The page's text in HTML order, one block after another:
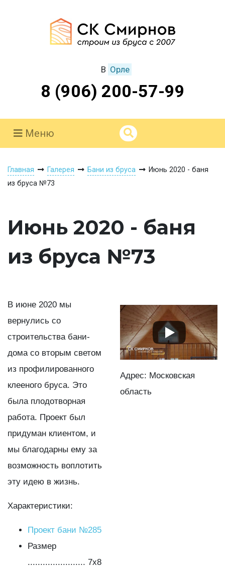
В Орле
8 (906) 200-57-99
Меню
Главная Галерея Бани из бруса
Июнь 2020 - баня
из бруса №73
Июнь 2020 - баня
из бруса №73
В июне 2020 мы
вернулись со
строительства бани-
дома со вторым светом
из профилированного
клееного бруса. Это
была плодотворная
работа. Проект был
придуман клиентом, и
мы благодарны ему за
возможность воплотить
эту идею в жизнь.
Характеристики:
Проект бани №285
Размер
....................... 7х8
Адрес: Московская
область